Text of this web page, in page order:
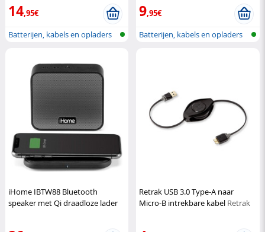
14,95€
Batterijen, kabels en opladers
9,95€
Batterijen, kabels en opladers
iHome IBTW88 Bluetooth
speaker met Qi draadloze lader
Retrak USB 3.0 Type-A naar
Micro-B intrekbare kabel Retrak